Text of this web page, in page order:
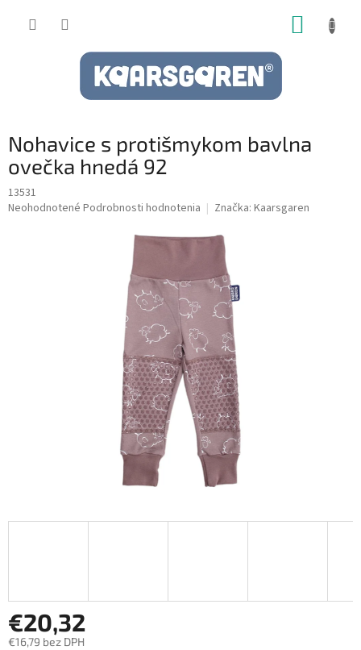
Nohavice s protišmykom bavlna
ovečka hnedá 92
13531
Priemerné
Neohodnotené Podrobnosti hodnotenia Značka: Kaarsgaren
€20,32
€16,79 bez DPH